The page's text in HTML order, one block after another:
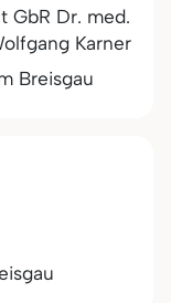
GbR Dr. med.
Karner
Breisgau